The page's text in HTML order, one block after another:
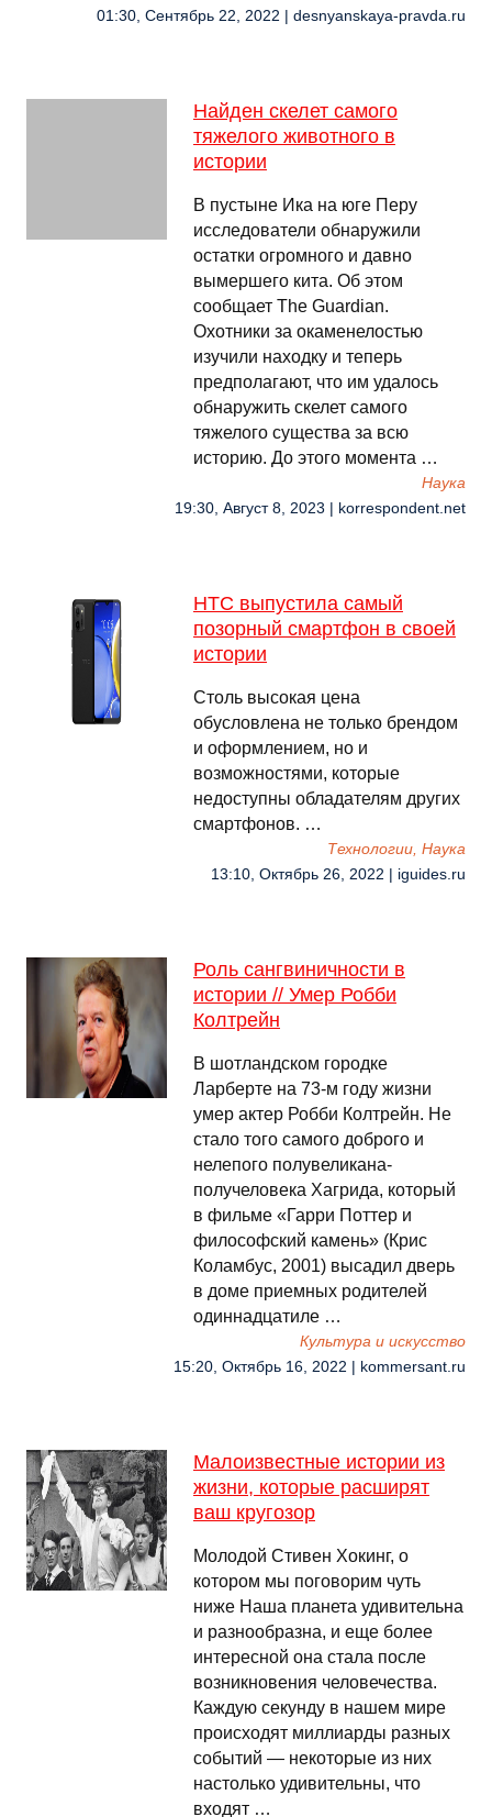
01:30, Сентябрь 22, 2022 | desnyanskaya-pravda.ru
Найден скелет самого
тяжелого животного в
истории
В пустыне Ика на юге Перу
исследователи обнаружили
остатки огромного и давно
вымершего кита. Об этом
сообщает The Guardian.
Охотники за окаменелостью
изучили находку и теперь
предполагают, что им удалось
обнаружить скелет самого
тяжелого существа за всю
историю. До этого момента …
Наука
19:30, Август 8, 2023 | korrespondent.net
HTC выпустила самый
позорный смартфон в своей
истории
Столь высокая цена
обусловлена не только брендом
и оформлением, но и
возможностями, которые
недоступны обладателям других
смартфонов. …
Технологии, Наука
13:10, Октябрь 26, 2022 | iguides.ru
Роль сангвиничности в
истории // Умер Робби
Колтрейн
В шотландском городке
Ларберте на 73-м году жизни
умер актер Робби Колтрейн. Не
стало того самого доброго и
нелепого полувеликана-
получеловека Хагрида, который
в фильме «Гарри Поттер и
философский камень» (Крис
Коламбус, 2001) высадил дверь
в доме приемных родителей
одиннадцатиле …
Культура и искусство
15:20, Октябрь 16, 2022 | kommersant.ru
Малоизвестные истории из
жизни, которые расширят
ваш кругозор
Молодой Стивен Хокинг, о
котором мы поговорим чуть
ниже Наша планета удивительна
и разнообразна, и еще более
интересной она стала после
возникновения человечества.
Каждую секунду в нашем мире
происходят миллиарды разных
событий — некоторые из них
настолько удивительны, что
входят …